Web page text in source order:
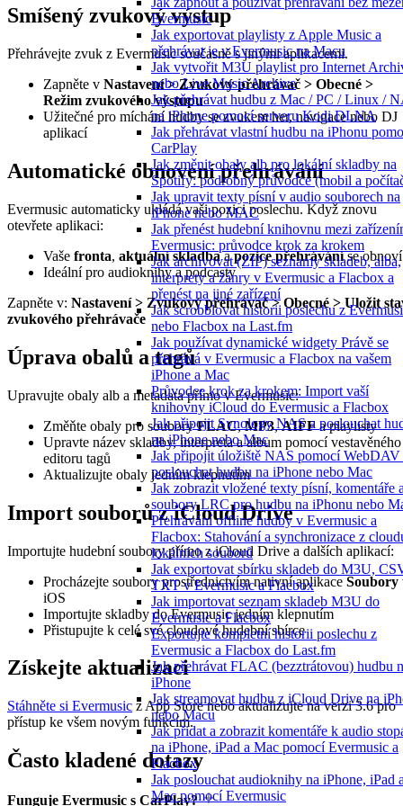
Evermusic
Jak exportovat playlisty z Apple Music a
přehrávat je v Evermusic na Macu
Jak vytvořit M3U playlist pro Internet
nebo Live Music Archive
Jak přehrávat hudbu z Mac / PC / Linux /
na iPhone pomocí serveru Kodi DLNA
Jak přehrávat vlastní hudbu na iPhonu
CarPlay
Jak změnit obaly alb pro lokální skladby na
Spotify: podrobný průvodce (mobil a
Jak upravit texty písní v audio souborech na
iPhone nebo MAC
Jak přenést hudební knihovnu mezi
Evermusic: průvodce krok za krokem
Jak archivovat (ZIP) seznamy skladeb, alba,
interprety a žánry v Evermusic a Flacbox a
přenést na jiné zařízení
Jak scrobblovat historii poslechu z
nebo Flacbox na Last.fm
Jak používat dynamické widgety Právě se
přehrává v Evermusic a Flacbox na vašem
iPhone a Mac
Průvodce krok za krokem: Import vaší
knihovny iCloud do Evermusic a Flacbox
Jak připojit Synology NAS a poslouchat
na iPhone nebo Mac
Jak připojit úložiště NAS pomocí WebDAV
poslouchat hudbu na iPhone nebo Mac
Jak zobrazit vložené texty písní, komentáře
soubory LRC pro hudbu na iPhonu nebo
Přehrávání offline hudby v Evermusic a
Flacbox: Stahování a synchronizace z
lokálních souborů
Jak exportovat sbírku skladeb do M3U,
TXT v Evermusic a Flacbox
Jak importovat seznam skladeb M3U do
Evermusic a Flacbox
Exportujte kompletní historii poslechu z
Evermusic a Flacbox do Last.fm
Jak přehrávat FLAC (bezztrátovou) hudbu
iPhone
Jak streamovat hudbu z iCloud Drive na
nebo Macu
Jak přidat a zobrazit komentáře k audio
na iPhone, iPad a Mac pomocí Evermusic a
Flacbox
Jak poslouchat audioknihy na iPhone, iPad
Mac pomocí Evermusic
Smíšený zvukový výstup
Přehrávejte zvuk z Evermusic současně s jinými aplikacemi.
Zapněte v Nastavení > Zvukový přehrávač > Obecné >
Režim zvukového výstupu
Užitečné pro míchání hudby se zvukem her, navigace nebo DJ
aplikací
Automatické obnovení přehrávání
Evermusic automaticky ukládá vaši pozici poslechu. Když znovu
otevřete aplikaci:
Vaše fronta, aktuální skladbaapozice přehráváníse obnoví
Ideální pro audioknihy a podcasty
Zapněte v: Nastavení > Zvukový přehrávač > Obecné > Uložit
zvukového přehrávače
Úprava obalů a tagů
Upravujte obaly alb a metadata přímo v Evermusic:
Změňte obaly pro souboryFLAC,MP3,AIFFa playlisty
Upravte název skladby, interpreta a album pomocí vestavěného
editoru tagů
Aktualizujte obaly jedním klepnutím
Import souborů z iCloud Drive
Importujte hudební soubory přímo z iCloud Drive a dalších aplikací:
Procházejte soubory prostřednictvím nativní aplikace Soubory
iOS
Importujte skladby do Evermusic jedním klepnutím
Přistupujte k celé své cloudové hudební sbírce
Získejte aktualizaci
Stáhněte si Evermusic z App Store nebo aktualizujte na verzi 3.6 pro
přístup ke všem novým funkcím.
Často kladené dotazy
Funguje Evermusic s CarPlay?